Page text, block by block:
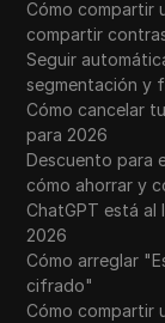
Cómo compartir
compartir
Seguir
segmentación y
Cómo cancelar
para 2026
Descuento para
cómo ahorrar y
ChatGPT está al
2026
Cómo arreglar
cifrado"
Cómo compartir